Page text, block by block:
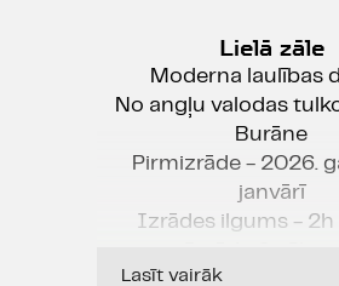
Lielā zāle
Moderna laulības
No angļu valodas
Burāne
Pirmizrāde - 2026.
janvārī
Izrādes ilgums - 2h
Lasīt vairāk